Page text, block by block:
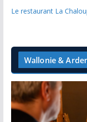
Le restaurant La
Wallonie &